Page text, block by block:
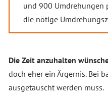
und 900 Umdrehungen
die nötige
Die Zeit anzuhalten
doch eher ein Ärgernis. Bei
ausgetauscht werden muss.